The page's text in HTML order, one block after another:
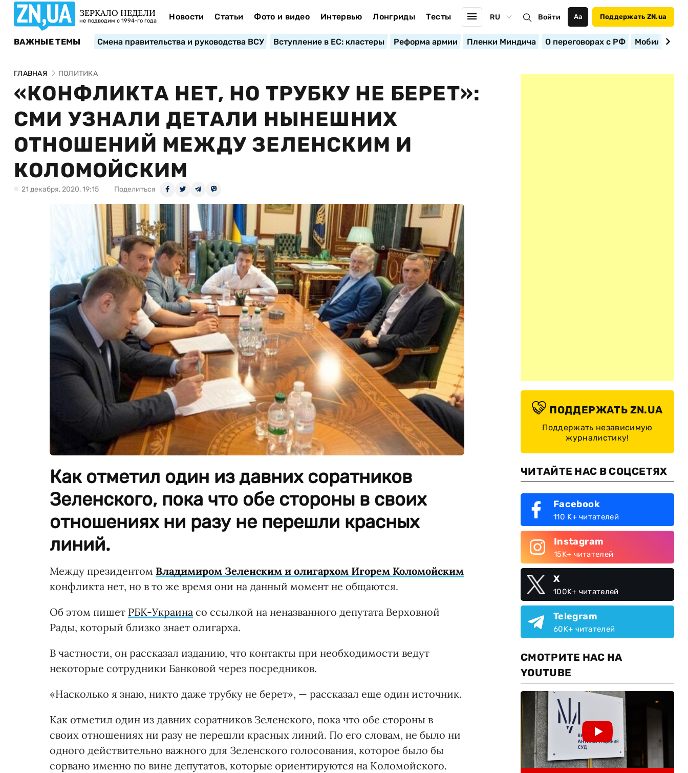
ЗЕРКАЛО НЕДЕЛИ
не подводим с 1994-го года Новости Статьи Фото и видео Интервью Лонгриды Тесты RU Войти Аа Поддержать ZN.ua
ВАЖНЫЕ ТЕМЫ Смена правительства и руководства ВСУ Вступление в ЕС: кластеры Реформа армии Пленки Миндича О переговорах с РФ
ГЛАВНАЯ ПОЛИТИКА
«КОНФЛИКТА НЕТ, НО ТРУБКУ НЕ БЕРЕТ»:
СМИ УЗНАЛИ ДЕТАЛИ НЫНЕШНИХ
ОТНОШЕНИЙ МЕЖДУ ЗЕЛЕНСКИМ И
КОЛОМОЙСКИМ
21 декабря, 2020, 19:15 Поделиться
Как отметил один из давних соратников
Зеленского, пока что обе стороны в своих
отношениях ни разу не перешли красных
линий.
Между президентом Владимиром Зеленским и олигархом Игорем Коломойским
конфликта нет, но в то же время они на данный момент не общаются.
Об этом пишет РБК-Украина со ссылкой на неназванного депутата Верховной
Рады, который близко знает олигарха.
В частности, он рассказал изданию, что контакты при необходимости ведут
некоторые сотрудники Банковой через посредников.
«Насколько я знаю, никто даже трубку не берет», — рассказал еще один источник.
Как отметил один из давних соратников Зеленского, пока что обе стороны в
своих отношениях ни разу не перешли красных линий. По его словам, не было ни
одного действительно важного для Зеленского голосования, которое было бы
сорвано именно по вине депутатов, которые ориентируются на Коломойского.
ПОДДЕРЖАТЬ ZN.UA
Поддержать независимую
журналистику!
ЧИТАЙТЕ НАС В СОЦСЕТЯХ
Facebook
110 K+ читателей
Instagram
15K+ читателей
X
100K+ читателей
Telegram
60K+ читателей
СМОТРИТЕ НАС НА
YOUTUBE